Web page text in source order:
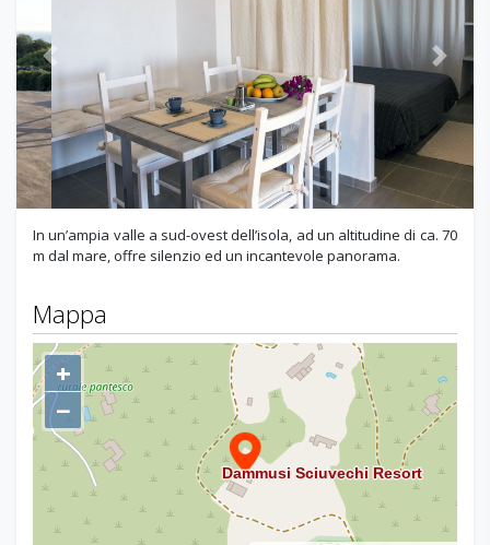
Previous Next
In un’ampia valle a sud-ovest dell’isola, ad un altitudine di ca. 70
m dal mare, offre silenzio ed un incantevole panorama.
Mappa
+
−